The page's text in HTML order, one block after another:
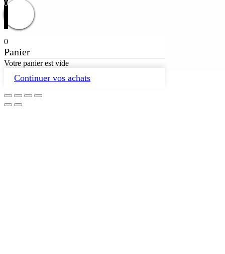
0
0
Panier
Votre panier est vide
Continuer vos achats